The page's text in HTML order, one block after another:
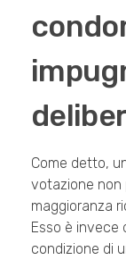
Come detto,
votazione non
maggioranza
Esso è invece
condizione di